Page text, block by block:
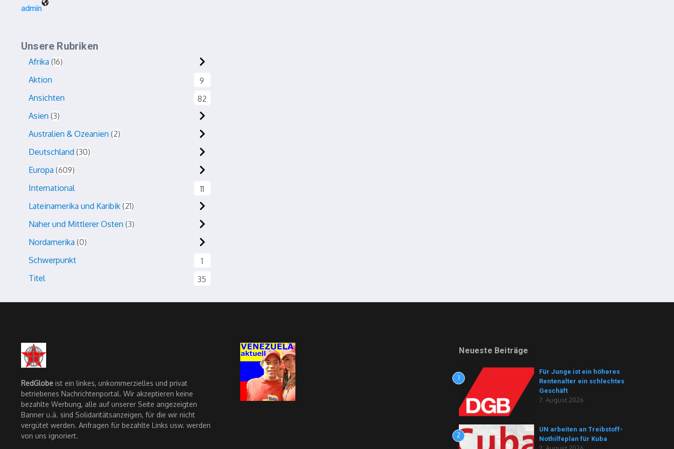
admin
Unsere Rubriken
Afrika 16
Aktion
9
Ansichten
82
Asien 3
Australien & Ozeanien 2
Deutschland 30
Europa 609
International
11
Lateinamerika und Karibik 21
Naher und Mittlerer Osten 3
Nordamerika 0
Schwerpunkt
1
Titel
35
RedGlobe ist ein linkes, unkommerzielles und privat
betriebenes Nachrichtenportal. Wir akzeptieren keine
bezahlte Werbung, alle auf unserer Seite angezeigten
Banner u.ä. sind Solidaritätsanzeigen, für die wir nicht
vergütet werden. Anfragen für bezahlte Links usw. werden
von uns ignoriert.
Neueste Beiträge
1
Für Junge ist ein höheres
Rentenalter ein schlechtes
Geschäft
7. August 2026
2
UN arbeiten an Treibstoff-
Nothilfeplan für Kuba